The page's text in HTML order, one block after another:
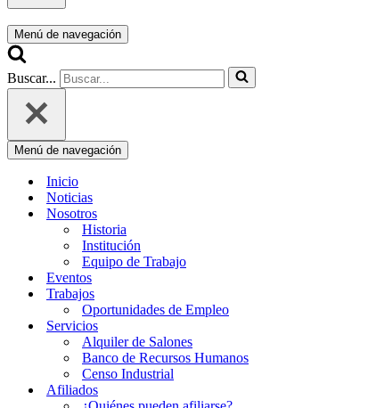
Menú de navegación
Buscar...
Menú de navegación
Inicio
Noticias
Nosotros
Historia
Institución
Equipo de Trabajo
Eventos
Trabajos
Oportunidades de Empleo
Servicios
Alquiler de Salones
Banco de Recursos Humanos
Censo Industrial
Afiliados